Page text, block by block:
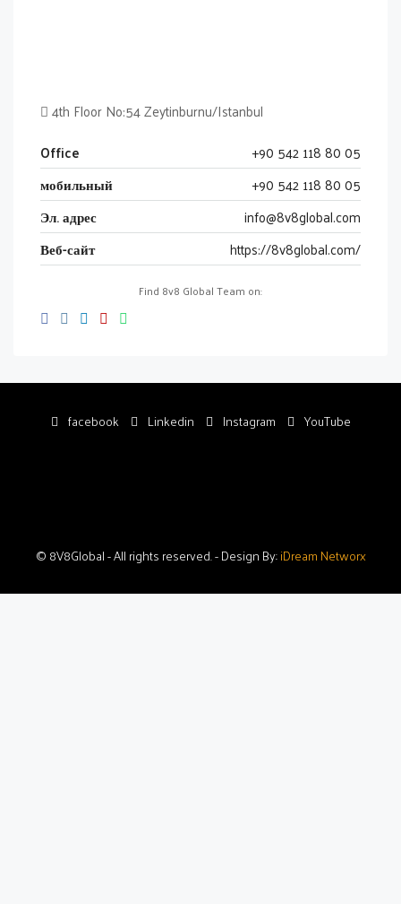
4th Floor No:54 Zeytinburnu/Istanbul
Office
+90 542 118 80 05
мобильный
+90 542 118 80 05
Эл. адрес
info@8v8global.com
Веб-сайт
https://8v8global.com/
Find 8v8 Global Team on:
facebook Linkedin Instagram YouTube
© 8V8Global - All rights reserved. - Design By:iDream Networx